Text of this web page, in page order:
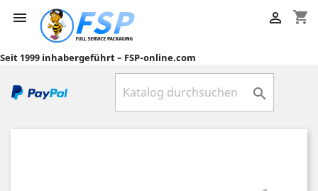
 shopping_cart

Seit 1999 inhabergeführt – FSP-online.com
